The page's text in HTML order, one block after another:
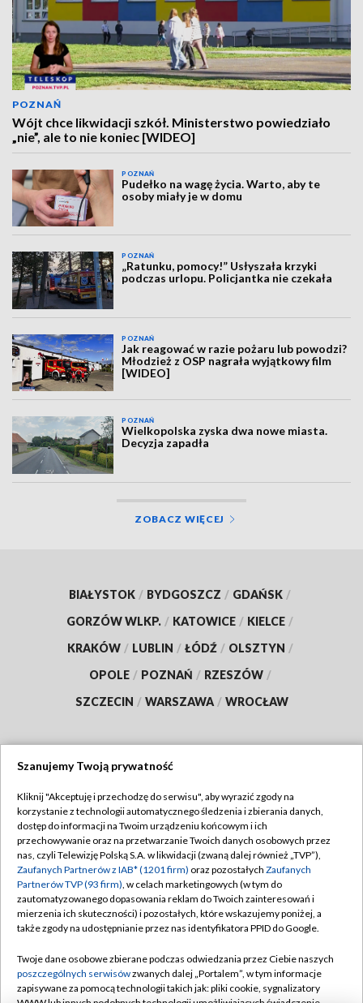
POZNAŃ
Wójt chce likwidacji szkół. Ministerstwo powiedziało
„nie”, ale to nie koniec [WIDEO]
POZNAŃ
Pudełko na wagę życia. Warto, aby te
osoby miały je w domu
POZNAŃ
„Ratunku, pomocy!” Usłyszała krzyki
podczas urlopu. Policjantka nie czekała
POZNAŃ
Jak reagować w razie pożaru lub powodzi?
Młodzież z OSP nagrała wyjątkowy film
[WIDEO]
POZNAŃ
Wielkopolska zyska dwa nowe miasta.
Decyzja zapadła
ZOBACZ WIĘCEJ
BIAŁYSTOK / BYDGOSZCZ / GDAŃSK /
GORZÓW WLKP. / KATOWICE / KIELCE /
KRAKÓW / LUBLIN / ŁÓDŹ / OLSZTYN /
OPOLE / POZNAŃ / RZESZÓW /
SZCZECIN / WARSZAWA / WROCŁAW
TVP
Abonament TVP
Emisja w TVP
Centrum informacji TVP
Naziemna Telewizja Cyfrowa
Rada Programowa
System NOS
Regulamin TVP
Polityka prywatności
Moje zgody
Pomoc
Kontakt
Szanujemy Twoją prywatność
Kliknij "Akceptuję i przechodzę do serwisu", aby wyrazić zgody na
korzystanie z technologii automatycznego śledzenia i zbierania danych,
dostęp do informacji na Twoim urządzeniu końcowym i ich
przechowywanie oraz na przetwarzanie Twoich danych osobowych przez
nas, czyli Telewizję Polską S.A. w likwidacji (zwaną dalej również „TVP”),
Zaufanych Partnerów z IAB* (1201 firm) oraz pozostałych Zaufanych
Partnerów TVP (93 firm), w celach marketingowych (w tym do
zautomatyzowanego dopasowania reklam do Twoich zainteresowań i
mierzenia ich skuteczności) i pozostałych, które wskazujemy poniżej, a
także zgody na udostępnianie przez nas identyfikatora PPID do Google.
Twoje dane osobowe zbierane podczas odwiedzania przez Ciebie naszych
poszczególnych serwisówzwanych dalej „Portalem”, w tym informacje
zapisywane za pomocą technologii takich jak: pliki cookie, sygnalizatory